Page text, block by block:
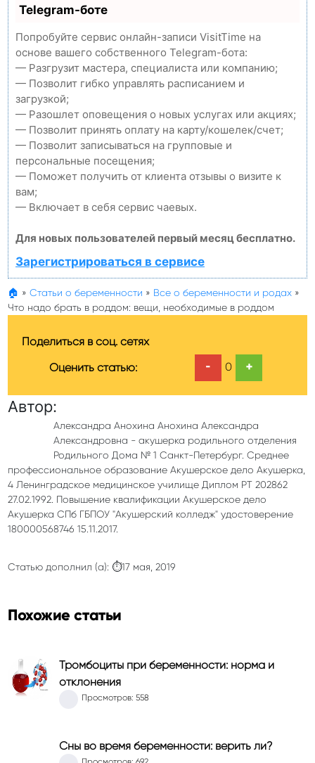
Telegram-боте
Попробуйте сервис онлайн-записи VisitTime на
основе вашего собственного Telegram-бота:
— Разгрузит мастера, специалиста или компанию;
— Позволит гибко управлять расписанием и
загрузкой;
— Разошлет оповещения о новых услугах или акциях;
— Позволит принять оплату на карту/кошелек/счет;
— Позволит записываться на групповые и
персональные посещения;
— Поможет получить от клиента отзывы о визите к
вам;
— Включает в себя сервис чаевых.
Для новых пользователей первый месяц бесплатно.
Зарегистрироваться в сервисе
🏠 » Статьи о беременности » Все о беременности и родах »
Что надо брать в роддом: вещи, необходимые в роддом
Поделиться в соц. сетях
Оценить статью:
- 0 +
Автор:
Александра Анохина Анохина Александра
Александровна - акушерка родильного отделения
Родильного Дома № 1 Санкт-Петербург. Среднее
профессиональное образование Акушерское дело Акушерка,
4 Ленинградское медицинское училище Диплом РТ 202862
27.02.1992. Повышение квалификации Акушерское дело
Акушерка СПб ГБПОУ "Акушерский колледж" удостоверение
180000568746 15.11.2017.
Статью дополнил (а): ⏱17 мая, 2019
Похожие статьи
Тромбоциты при беременности: норма и
отклонения
Просмотров: 558
Сны во время беременности: верить ли?